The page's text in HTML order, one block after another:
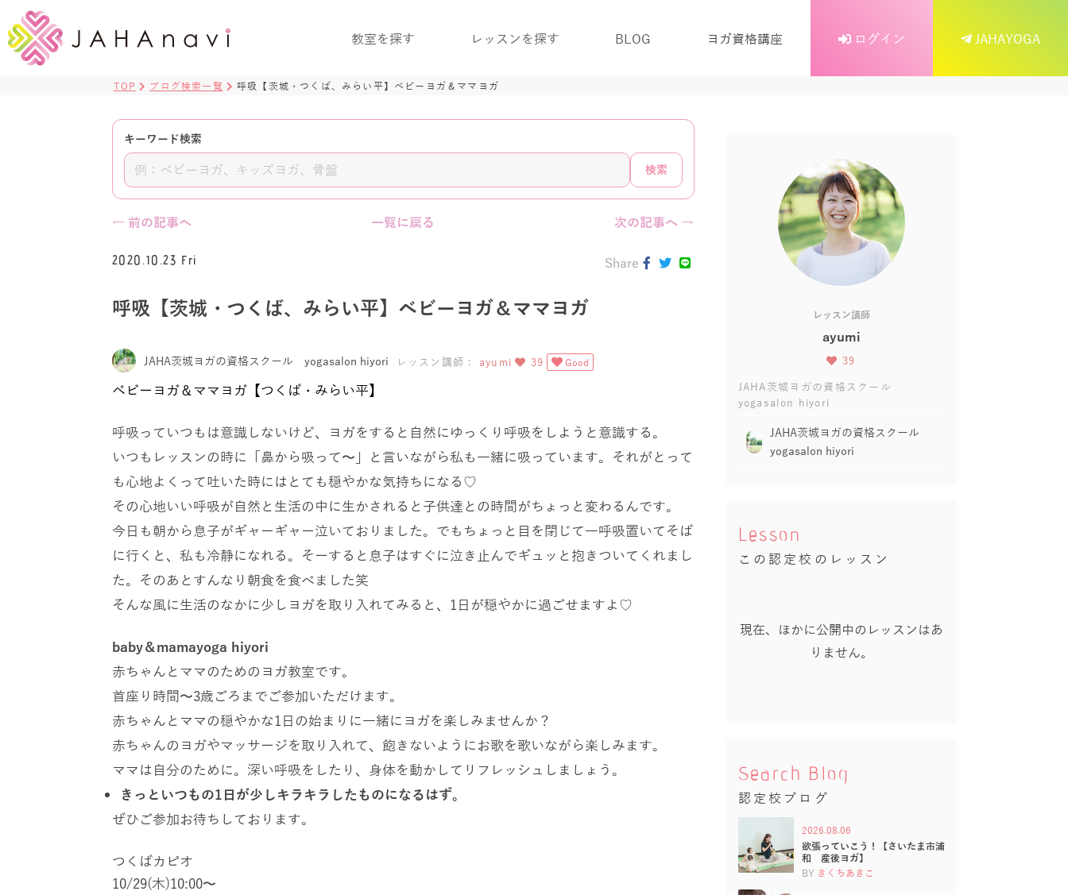
教室を探す レッスンを探す BLOG ヨガ資格講座 ログイン JAHAYOGA
TOP ブログ検索一覧 呼吸【茨城・つくば、みらい平】ベビーヨガ＆ママヨガ
キーワード検索
検索
← 前の記事へ 一覧に戻る 次の記事へ →
2020.10.23 Fri
呼吸【茨城・つくば、みらい平】ベビーヨガ＆ママヨガ
JAHA茨城ヨガの資格スクール yogasalon hiyori レッスン講師： ayumi 39 Good
Share
ベビーヨガ＆ママヨガ【つくば・みらい平】
呼吸っていつもは意識しないけど、ヨガをすると自然にゆっくり呼吸をしようと意識する。
いつもレッスンの時に「鼻から吸って〜」と言いながら私も一緒に吸っています。それがとって
も心地よくって吐いた時にはとても穏やかな気持ちになる♡
その心地いい呼吸が自然と生活の中に生かされると子供達との時間がちょっと変わるんです。
今日も朝から息子がギャーギャー泣いておりました。でもちょっと目を閉じて一呼吸置いてそば
に行くと、私も冷静になれる。そーすると息子はすぐに泣き止んでギュッと抱きついてくれまし
た。そのあとすんなり朝食を食べました笑
そんな風に生活のなかに少しヨガを取り入れてみると、 1日が穏やかに過ごせますよ♡
baby＆mamayoga hiyori
赤ちゃんとママのためのヨガ教室です。
首座り時間〜3歳ごろまでご参加いただけます。
赤ちゃんとママの穏やかな1日の始まりに一緒にヨガを楽しみませんか？
赤ちゃんのヨガやマッサージを取り入れて、飽きないようにお歌を歌いながら楽しみます。
ママは自分のために。深い呼吸をしたり、身体を動かしてリフレッシュしましょう。
きっといつもの1日が少しキラキラしたものになるはず。
ぜひご参加お待ちしております。
つくばカピオ
10/29(木)10:00〜
レッスン講師
ayumi
39
JAHA茨城ヨガの資格スクール
yogasalon hiyori
JAHA茨城ヨガの資格スクール
yogasalon hiyori
Lesson
この認定校のレッスン
現在、ほかに公開中のレッスンはあ
りません。
Search Blog
認定校ブログ
2026.08.06
欲張っていこう！【さいたま市浦
和 産後ヨガ】
BY きくちあきこ